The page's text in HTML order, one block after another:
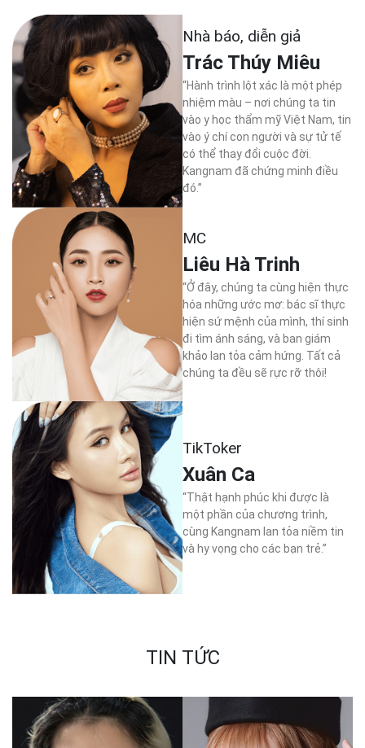
Nhà báo, diễn giả
Trác Thúy Miêu
“Hành trình lột xác là một phép
nhiệm màu – nơi chúng ta tin
vào y học thẩm mỹ Việt Nam, tin
vào ý chí con người và sự tử tế
có thể thay đổi cuộc đời.
Kangnam đã chứng minh điều
đó.”
MC
Liêu Hà Trinh
“Ở đây, chúng ta cùng hiện thực
hóa những ước mơ: bác sĩ thực
hiện sứ mệnh của mình, thí sinh
đi tìm ánh sáng, và ban giám
khảo lan tỏa cảm hứng. Tất cả
chúng ta đều sẽ rực rỡ thôi!
TikToker
Xuân Ca
“Thật hạnh phúc khi được là
một phần của chương trình,
cùng Kangnam lan tỏa niềm tin
và hy vọng cho các bạn trẻ.”
TIN TỨC